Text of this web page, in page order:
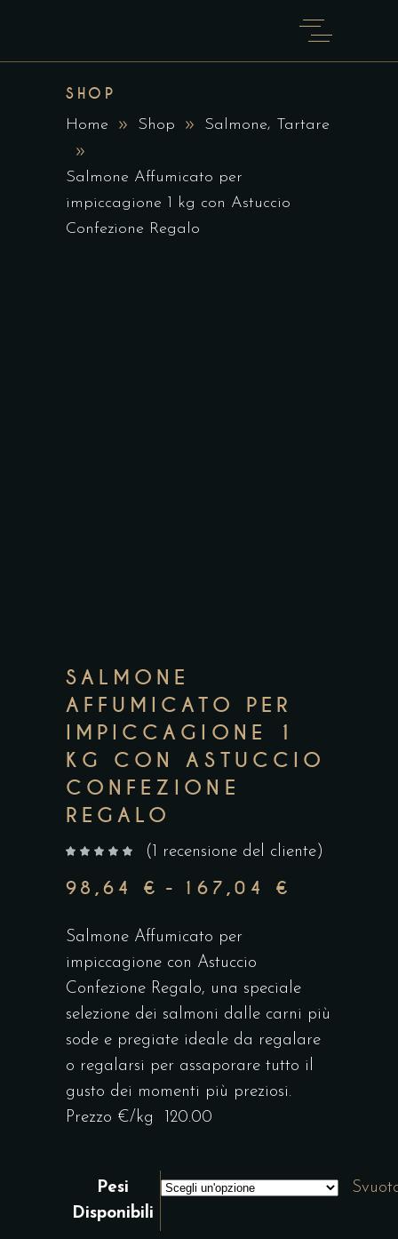
SHOP
Home Shop Salmone, Tartare
Salmone Affumicato per
impiccagione 1 kg con Astuccio
Confezione Regalo
SALMONE
AFFUMICATO PER
IMPICCAGIONE 1
KG CON ASTUCCIO
CONFEZIONE
REGALO
( 1 recensione del cliente)
98,64 € - 167,04 €
DA
98,64 €
A
167,04
Salmone Affumicato per
impiccagione con Astuccio
Confezione Regalo, una speciale
selezione dei salmoni dalle carni più
sode e pregiate ideale da regalare
o regalarsi per assaporare tutto il
gusto dei momenti più preziosi.
Prezzo €/kg 120.00
Pesi
Disponibili